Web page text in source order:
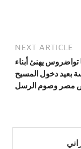
NEXT ARTICLE
تواضروس يهنئ أبناء
بعيد دخول المسيح
مصر وصوم الرسل